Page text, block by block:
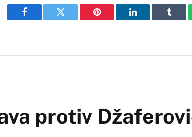
Facebook Twitter Pinterest LinkedIn
protiv